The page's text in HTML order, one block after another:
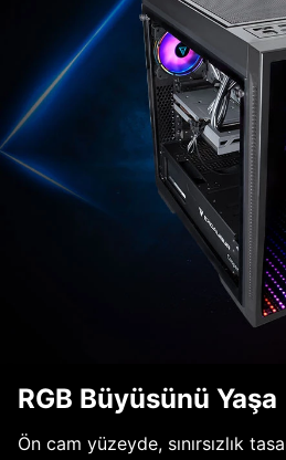
RGB Büyüsünü Yaşa
Ön cam yüzeyde, sınırsızlık